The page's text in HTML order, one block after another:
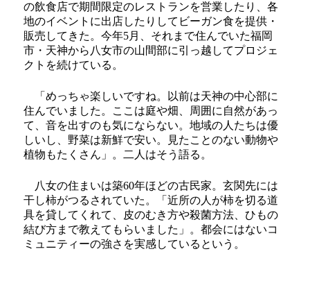
の飲食店で期間限定のレストランを営業したり、各
地のイベントに出店したりしてビーガン食を提供・
販売してきた。今年5月、それまで住んでいた福岡
市・天神から八女市の山間部に引っ越してプロジェ
クトを続けている。
「めっちゃ楽しいですね。以前は天神の中心部に
住んでいました。ここは庭や畑、周囲に自然があっ
て、音を出すのも気にならない。地域の人たちは優
しいし、野菜は新鮮で安い。見たことのない動物や
植物もたくさん」。二人はそう語る。
八女の住まいは築60年ほどの古民家。玄関先には
干し柿がつるされていた。「近所の人が柿を切る道
具を貸してくれて、皮のむき方や殺菌方法、ひもの
結び方まで教えてもらいました」。都会にはないコ
ミュニティーの強さを実感しているという。